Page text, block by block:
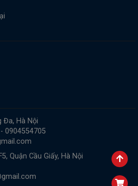
Đa, Hà Nội
0904554705
Quận Cầu Giấy, Hà Nội